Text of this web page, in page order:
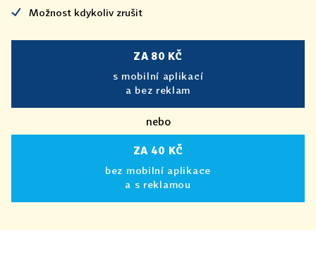
Možnost kdykoliv zrušit
ZA 80 KČ
s mobilní aplikací
a bez reklam
nebo
ZA 40 KČ
bez mobilní aplikace
a s reklamou